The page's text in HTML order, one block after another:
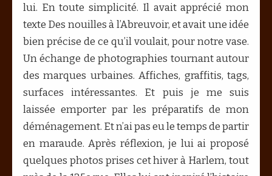
lui. En toute simplicité. Il avait apprécié mon
texte Des nouilles à l’Abreuvoir, et avait une idée
bien précise de ce qu’il voulait, pour notre vase.
Un échange de photographies tournant autour
des marques urbaines. Affiches, graffitis, tags,
surfaces intéressantes. Et puis je me suis
laissée emporter par les préparatifs de mon
déménagement. Et n’ai pas eu le temps de partir
en maraude. Après réflexion, je lui ai proposé
quelques photos prises cet hiver à Harlem, tout